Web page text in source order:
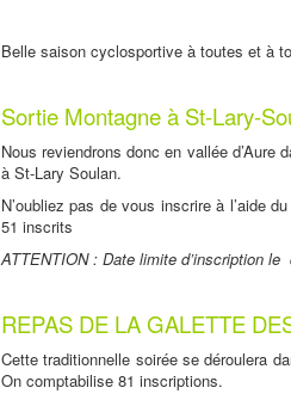
Belle saison cyclosportive à toutes et à
Sortie Montagne à St-Lary-
Nous reviendrons donc en vallée d’Aure
à St-Lary Soulan.
N’oubliez pas de vous inscrire à l’aide
51 inscrits
ATTENTION : Date limite d’inscription le
REPAS DE LA GALETTE
Cette traditionnelle soirée se déroulera
On comptabilise 81 inscriptions.